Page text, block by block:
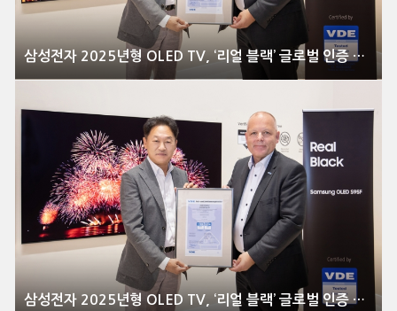
삼성전자 2025년형 OLED TV, ‘리얼 블랙’ 글로벌 인증 획득
삼성전자 2025년형 OLED TV, ‘리얼 블랙’ 글로벌 인증 획득